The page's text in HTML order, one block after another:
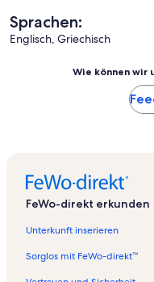
Sprachen:
Englisch, Griechisch
Wie können wir
FeWo-direkt erkunden
Unterkunft inserieren
Sorglos mit FeWo-direkt™